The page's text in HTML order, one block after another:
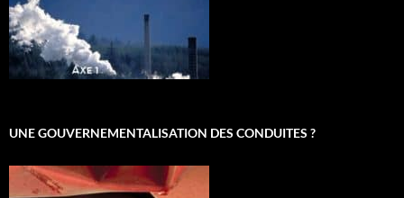
UNE GOUVERNEMENTALISATION DES CONDUITES ?